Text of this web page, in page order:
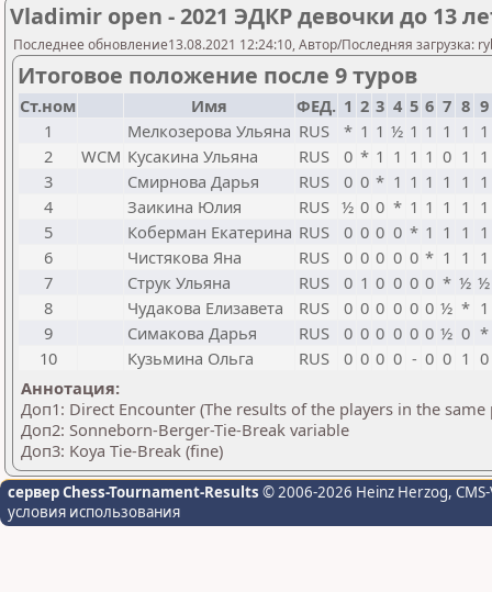
Vladimir open - 2021 ЭДКР девочки до 13
Последнее обновление13.08.2021 12:24:10, Автор/Последняя загрузка:
Итоговое положение после 9 туров
Ст.ном Имя ФЕД. 1 2 3 4 5 6 7 8 9
1
Мелкозерова Ульяна RUS * 1 1 ½ 1 1 1 1 1
2
WCM Кусакина Ульяна RUS 0 * 1 1 1 1 0 1 1
3
Смирнова Дарья RUS 0 0 * 1 1 1 1 1 1
4
Заикина Юлия RUS ½ 0 0 * 1 1 1 1 1
5
Коберман Екатерина RUS 0 0 0 0 * 1 1 1 1
6
Чистякова Яна RUS 0 0 0 0 0 * 1 1 1
7
Струк Ульяна RUS 0 1 0 0 0 0 * ½ ½
8
Чудакова Елизавета RUS 0 0 0 0 0 0 ½ * 1
9
Симакова Дарья RUS 0 0 0 0 0 0 ½ 0 *
10
Кузьмина Ольга RUS 0 0 0 0 - 0 0 1 0
Аннотация:
Доп1: Direct Encounter (The results of the players in the
Доп2: Sonneborn-Berger-Tie-Break variable
Доп3: Koya Tie-Break (fine)
сервер Chess-Tournament-Results © 2006-2026 Heinz Herzog,
условия использования